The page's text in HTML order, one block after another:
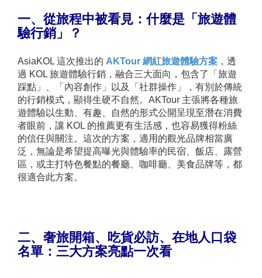
一、從旅程中被看見：什麼是「旅遊體
驗行銷」？
AsiaKOL 這次推出的 AKTour 網紅旅遊體驗方案 ，透
過 KOL 旅遊體驗行銷，融合三大面向，包含了「旅遊
踩點」、「內容創作」以及「社群操作」，有別於傳統
的行銷模式，顯得生硬不自然。AKTour 主張將各種旅
遊體驗以生動、有趣、自然的形式公開呈現至潛在消費
者眼前，讓 KOL 的推薦更有生活感，也容易獲得粉絲
的信任與關注。這次的方案，適用的觀光品牌相當廣
泛，無論是希望提高曝光與體驗率的民宿、飯店、露營
區，或主打特色餐點的餐廳、咖啡廳、美食品牌等，都
很適合此方案。
二、奢旅開箱、吃貨必訪、在地人口袋
名單：三大方案亮點一次看